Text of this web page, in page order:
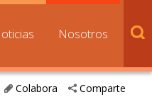
Nosotros
Comparte
Colabora